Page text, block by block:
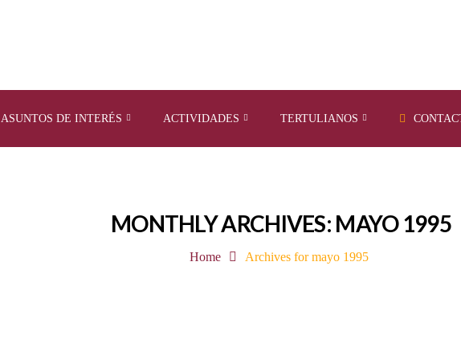
ASUNTOS DE INTERÉS ACTIVIDADES TERTULIANOS
MONTHLY ARCHIVES: MAYO 1995
Home Archives for mayo 1995